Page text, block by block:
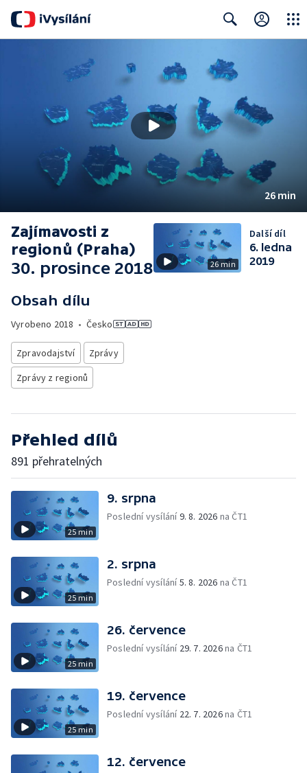
26 min
Zajímavosti z
regionů (Praha)
30. prosince 2018
Obsah dílu
Vyrobeno 2018 • Česko
Zpravodajství
Zprávy
Zprávy z regionů
26 min
Další díl
6. ledna
2019
Přehled dílů
891 přehratelných
25 min
9. srpna
Poslední vysílání9. 8. 2026 na ČT1
25 min
2. srpna
Poslední vysílání5. 8. 2026 na ČT1
25 min
26. července
Poslední vysílání 29. 7. 2026na ČT1
25 min
19. července
Poslední vysílání 22. 7. 2026na ČT1
12. července